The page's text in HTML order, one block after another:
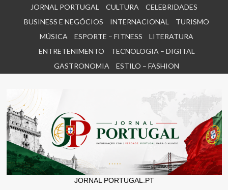
JORNAL PORTUGAL CULTURA
CELEBRIDADES
BUSINESS E NEGÓCIOS
INTERNACIONAL
TURISMO
MÚSICA
ESPORTE – FITNESS
LITERATURA
ENTRETENIMENTO
TECNOLOGIA – DIGITAL
GASTRONOMIA
ESTILO – FASHION
JORNAL PORTUGAL.PT